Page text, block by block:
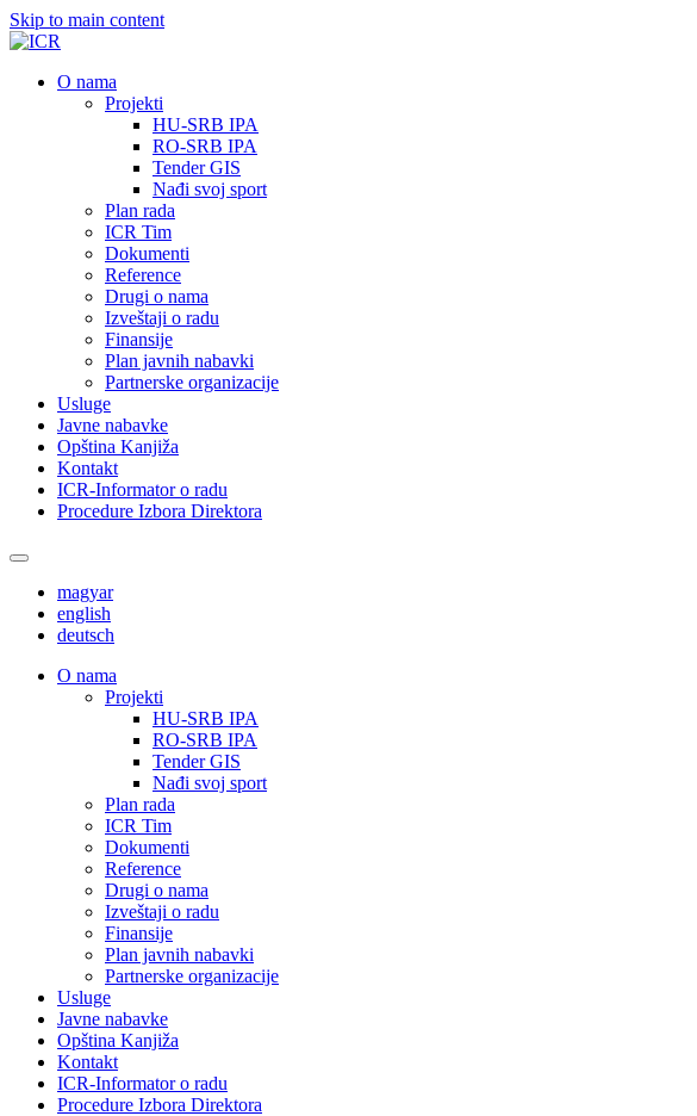
Skip to main content
О nama
Projekti
HU-SRB IPA
RO-SRB IPA
Tender GIS
Nađi svoj sport
Plan rada
ICR Tim
Dokumenti
Reference
Drugi o nama
Izveštaji o radu
Finansije
Plan javnih nabavki
Partnerske organizacije
Usluge
Javne nabavke
Opština Kanjiža
Kontakt
ICR-Informator o radu
Procedure Izbora Direktora
magyar
english
deutsch
О nama
Projekti
HU-SRB IPA
RO-SRB IPA
Tender GIS
Nađi svoj sport
Plan rada
ICR Tim
Dokumenti
Reference
Drugi o nama
Izveštaji o radu
Finansije
Plan javnih nabavki
Partnerske organizacije
Usluge
Javne nabavke
Opština Kanjiža
Kontakt
ICR-Informator o radu
Procedure Izbora Direktora